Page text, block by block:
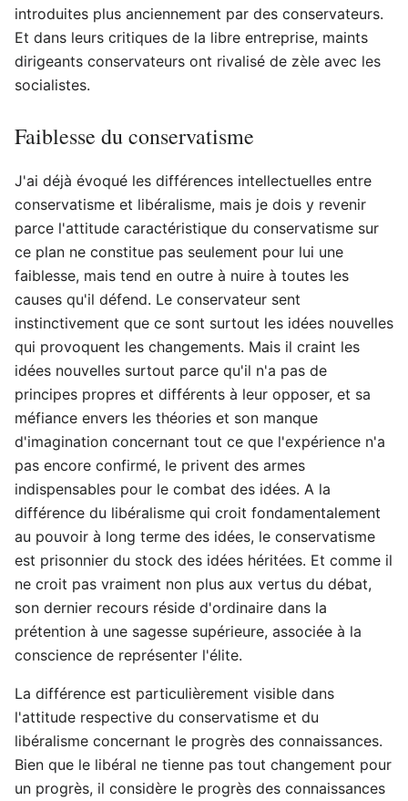
introduites plus anciennement par des conservateurs.
Et dans leurs critiques de la libre entreprise, maints
dirigeants conservateurs ont rivalisé de zèle avec les
socialistes.
Faiblesse du conservatisme
J'ai déjà évoqué les différences intellectuelles entre
conservatisme et libéralisme, mais je dois y revenir
parce l'attitude caractéristique du conservatisme sur
ce plan ne constitue pas seulement pour lui une
faiblesse, mais tend en outre à nuire à toutes les
causes qu'il défend. Le conservateur sent
instinctivement que ce sont surtout les idées nouvelles
qui provoquent les changements. Mais il craint les
idées nouvelles surtout parce qu'il n'a pas de
principes propres et différents à leur opposer, et sa
méfiance envers les théories et son manque
d'imagination concernant tout ce que l'expérience n'a
pas encore confirmé, le privent des armes
indispensables pour le combat des idées. A la
différence du libéralisme qui croit fondamentalement
au pouvoir à long terme des idées, le conservatisme
est prisonnier du stock des idées héritées. Et comme il
ne croit pas vraiment non plus aux vertus du débat,
son dernier recours réside d'ordinaire dans la
prétention à une sagesse supérieure, associée à la
conscience de représenter l'élite.
La différence est particulièrement visible dans
l'attitude respective du conservatisme et du
libéralisme concernant le progrès des connaissances.
Bien que le libéral ne tienne pas tout changement pour
un progrès, il considère le progrès des connaissances